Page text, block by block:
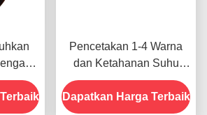
Pencetakan 1-4 Warna
dan Ketahanan Suhu
-10C-80C Metode
Pembayaran Kartu Kredit
Dapatkan Harga Terbaik